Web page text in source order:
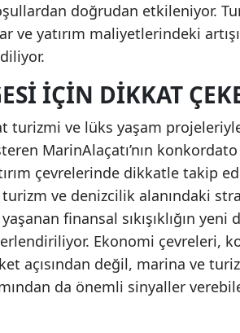
doğrudan etkileniyor.
ve yatırım maliyetlerindeki
IÇIN DIKKAT
turizmi ve lüks yaşam
MarinAlaçatı’nın
çevrelerinde dikkatle takip
turizm ve denizcilik alanındaki
finansal sıkışıklığın
Ekonomi çevreleri,
açısından değil, marina ve
da önemli sinyaller